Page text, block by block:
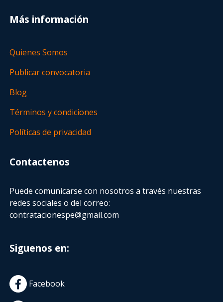
Más información
Quienes Somos
Publicar convocatoria
Blog
Términos y condiciones
Políticas de privacidad
Contactenos
Puede comunicarse con nosotros a través nuestras
redes sociales o del correo:
contratacionespe@gmail.com
Siguenos en:
Facebook